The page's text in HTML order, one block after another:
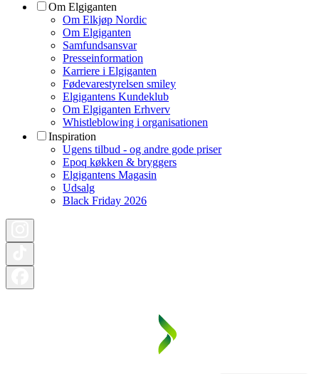
Om Elgiganten
Om Elkjøp Nordic
Om Elgiganten
Samfundsansvar
Presseinformation
Karriere i Elgiganten
Fødevarestyrelsen smiley
Elgigantens Kundeklub
Om Elgiganten Erhverv
Whistleblowing i organisationen
Inspiration
Ugens tilbud - og andre gode priser
Epoq køkken & bryggers
Elgigantens Magasin
Udsalg
Black Friday 2026